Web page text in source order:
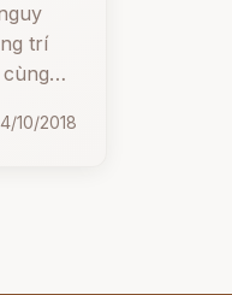
trí
10/2018